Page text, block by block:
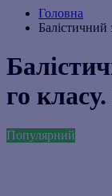
Головна
го
Популярний